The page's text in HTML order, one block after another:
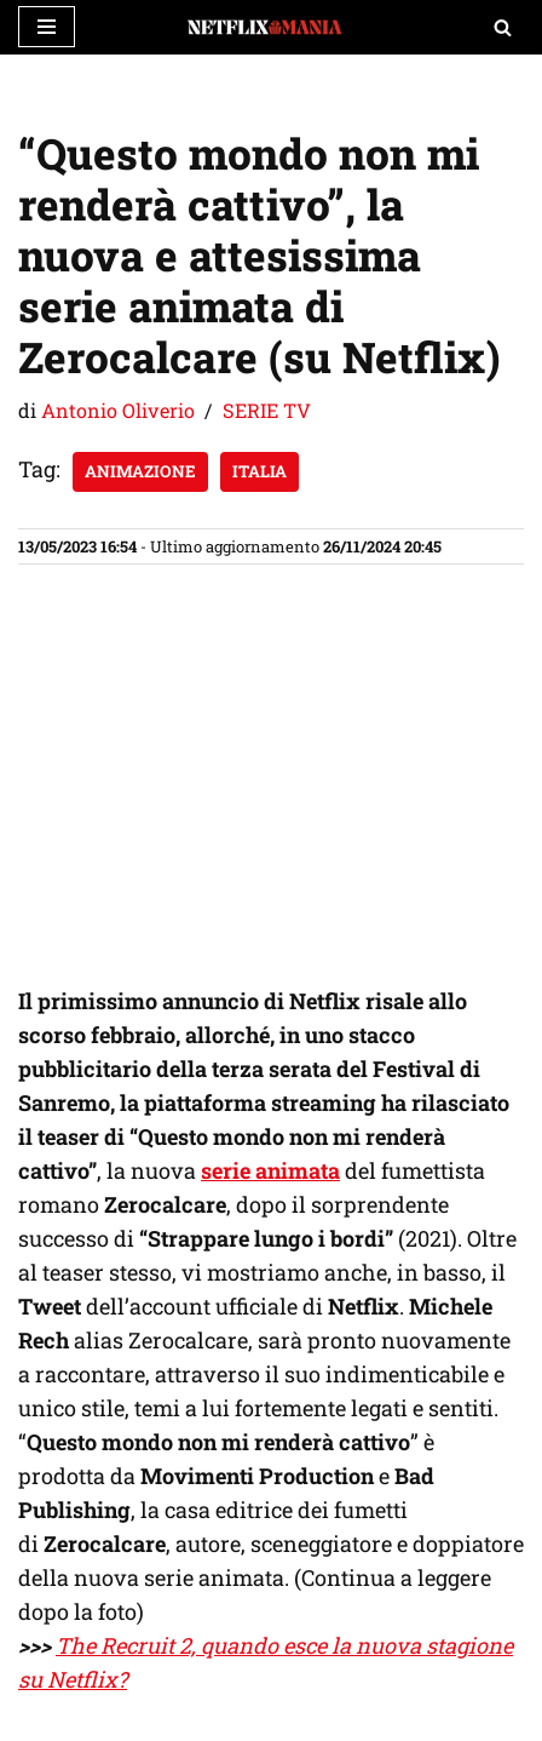
contenuto
“Questo mondo non mi
renderà cattivo”, la
nuova e attesissima
serie animata di
Zerocalcare (su Netflix)
di Antonio Oliverio SERIE TV
Tag: ANIMAZIONE ITALIA
13/05/2023 16:54 - Ultimo aggiornamento26/11/2024 20:45
Il primissimo annuncio di Netflix risale allo
scorso febbraio, allorché, in uno stacco
pubblicitario della terza serata del Festival di
Sanremo, la piattaforma streaming ha rilasciato
il teaser di “Questo mondo non mi renderà
cattivo”, la nuova serie animatadel fumettista
romanoZerocalcare, dopo il sorprendente
successo di “Strappare lungo i bordi” (2021). Oltre
al teaser stesso, vi mostriamo anche, in basso, il
Tweetdell’account ufficiale di Netflix. Michele
Rechalias Zerocalcare, sarà pronto nuovamente
a raccontare, attraverso il suo indimenticabile e
unico stile, temi a lui fortemente legati e sentiti.
“Questo mondo non mi renderà cattivo” è
prodotta da Movimenti ProductioneBad
Publishing, la casa editrice dei fumetti
di Zerocalcare, autore, sceneggiatore e doppiatore
della nuova serie animata. (Continua a leggere
dopo la foto)
>>> The Recruit 2, quando esce la nuova stagione
su Netflix?